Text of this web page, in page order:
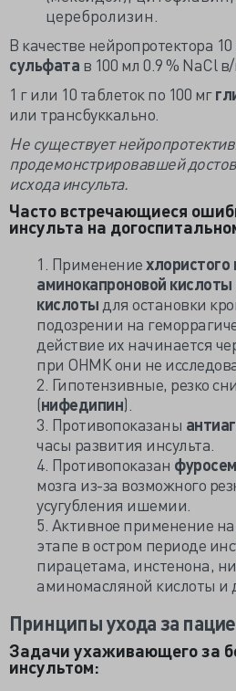
церебролизин.
В качестве нейропротектора
сульфата в 100 мл 0.9 % NaCl
1 г или 10 таблеток по 100 мг
или трансбуккально.
Не существует
продемонстрировавшей
исхода инсульта.
Часто встречающиеся
инсульта на
1. Применение
аминокапроновой кислоты
кислоты для остановки
подозрении на
действие их начинается
при ОНМК они не
2. Гипотензивные, резко
(нифедипин).
3. Противопоказаны
часы развития инсульта.
4. Противопоказан
мозга из-за возможного
усугубления ишемии.
5. Активное применение
этапе в остром периоде
пирацетама, инстенона,
аминомасляной кислоты и
Принципы ухода за
Задачи ухаживающего за
инсультом: